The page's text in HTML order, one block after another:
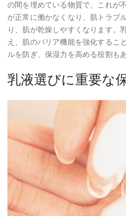
の間を埋めている物質で、これが
が正常に働かなくなり、肌トラブ
り、肌が乾燥しやすくなります。
え、肌のバリア機能を強化するこ
ルを防ぎ、保湿力を高める役割も
乳液選びに重要な